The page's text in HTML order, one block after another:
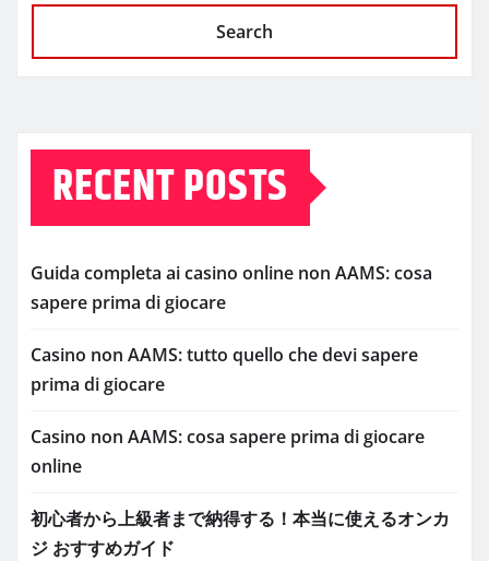
Search
RECENT POSTS
Guida completa ai casino online non AAMS: cosa
sapere prima di giocare
Casino non AAMS: tutto quello che devi sapere
prima di giocare
Casino non AAMS: cosa sapere prima di giocare
online
初心者から上級者まで納得する！本当に使えるオンカ
ジ おすすめガイド